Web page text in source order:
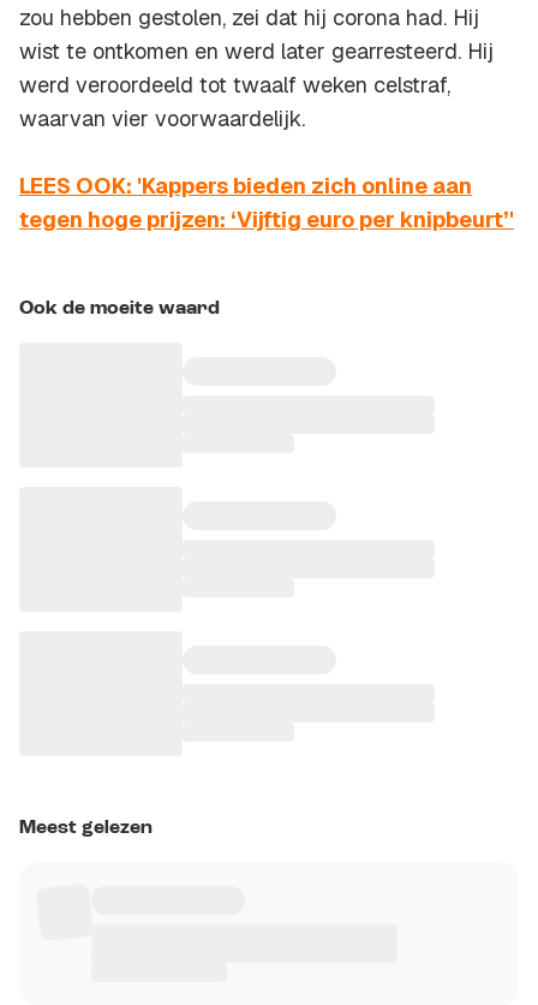
zou hebben gestolen, zei dat hij corona had. Hij
wist te ontkomen en werd later gearresteerd. Hij
werd veroordeeld tot twaalf weken celstraf,
waarvan vier voorwaardelijk.
LEES OOK: 'Kappers bieden zich online aan
tegen hoge prijzen: ‘Vijftig euro per knipbeurt’'
Ook de moeite waard
Meest gelezen